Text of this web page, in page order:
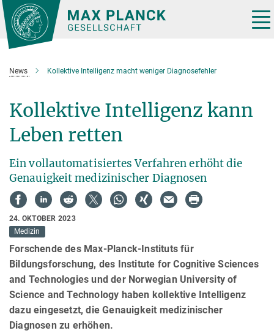
Hauptinhalt
News Kollektive Intelligenz macht weniger Diagnosefehler
Kollektive Intelligenz kann
Leben retten
Ein vollautomatisiertes Verfahren erhöht die
Genauigkeit medizinischer Diagnosen
24. OKTOBER 2023
Medizin
Forschende des Max-Planck-Instituts für
Bildungsforschung, des Institute for Cognitive Sciences
and Technologies und der Norwegian University of
Science and Technology haben kollektive Intelligenz
dazu eingesetzt, die Genauigkeit medizinischer
Diagnosen zu erhöhen.